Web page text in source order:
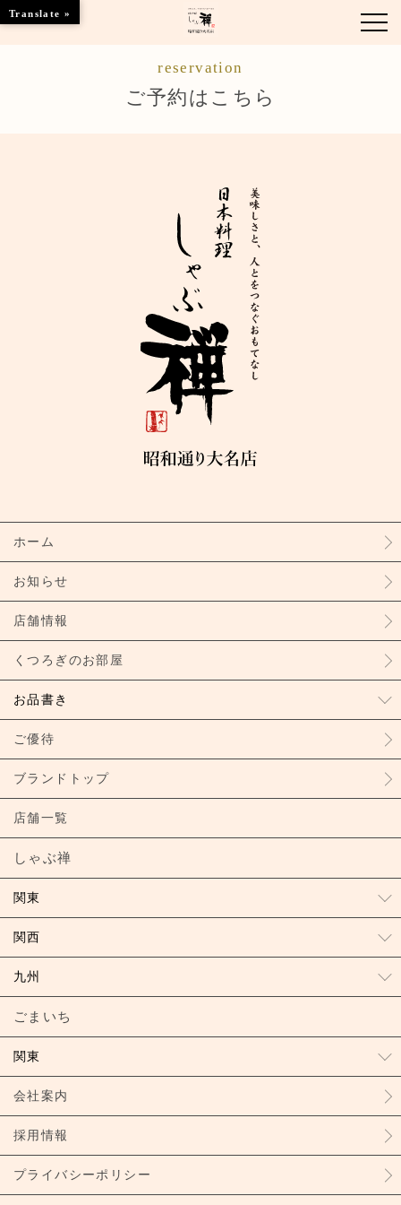
店舗情報
ご優待
ブランドトップ
ご予約はこちら
reservation
ご予約はこちら
ホーム
お知らせ
店舗情報
くつろぎのお部屋
お品書き
ご優待
ブランドトップ
店舗一覧
しゃぶ禅
関東
関西
九州
ごまいち
関東
会社案内
採用情報
プライバシーポリシー
Translate »